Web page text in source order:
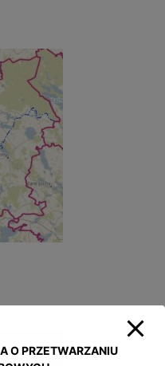
O PRZETWARZANIU